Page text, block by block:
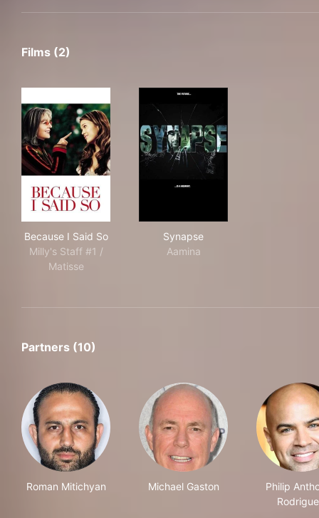
Films (2)
Because I Said So
Milly's Staff #1 /
Matisse
Synapse
Aamina
Partners (10)
Roman Mitichyan Michael Gaston
Philip